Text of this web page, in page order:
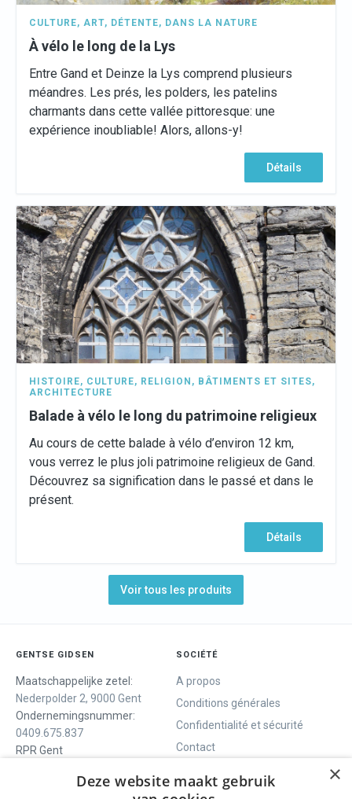
CULTURE, ART, DÉTENTE, DANS LA NATURE
À vélo le long de la Lys
Entre Gand et Deinze la Lys comprend plusieurs
méandres. Les prés, les polders, les patelins
charmants dans cette vallée pittoresque: une
expérience inoubliable! Alors, allons-y!
Détails
HISTOIRE, CULTURE, RELIGION , BÂTIMENTS ET SITES,
ARCHITECTURE
Balade à vélo le long du patrimoine religieux
Au cours de cette balade à vélo d’environ 12 km,
vous verrez le plus joli patrimoine religieux de Gand.
Découvrez sa signification dans le passé et dans le
présent.
Détails
Voir tous les produits
GENTSE GIDSEN
Maatschappelijke zetel:
Nederpolder 2, 9000 Gent
Ondernemingsnummer:
0409.675.837
RPR Gent
SOCIÉTÉ
A propos
Conditions générales
Confidentialité et sécurité
Contact
×
Deze website maakt gebruik